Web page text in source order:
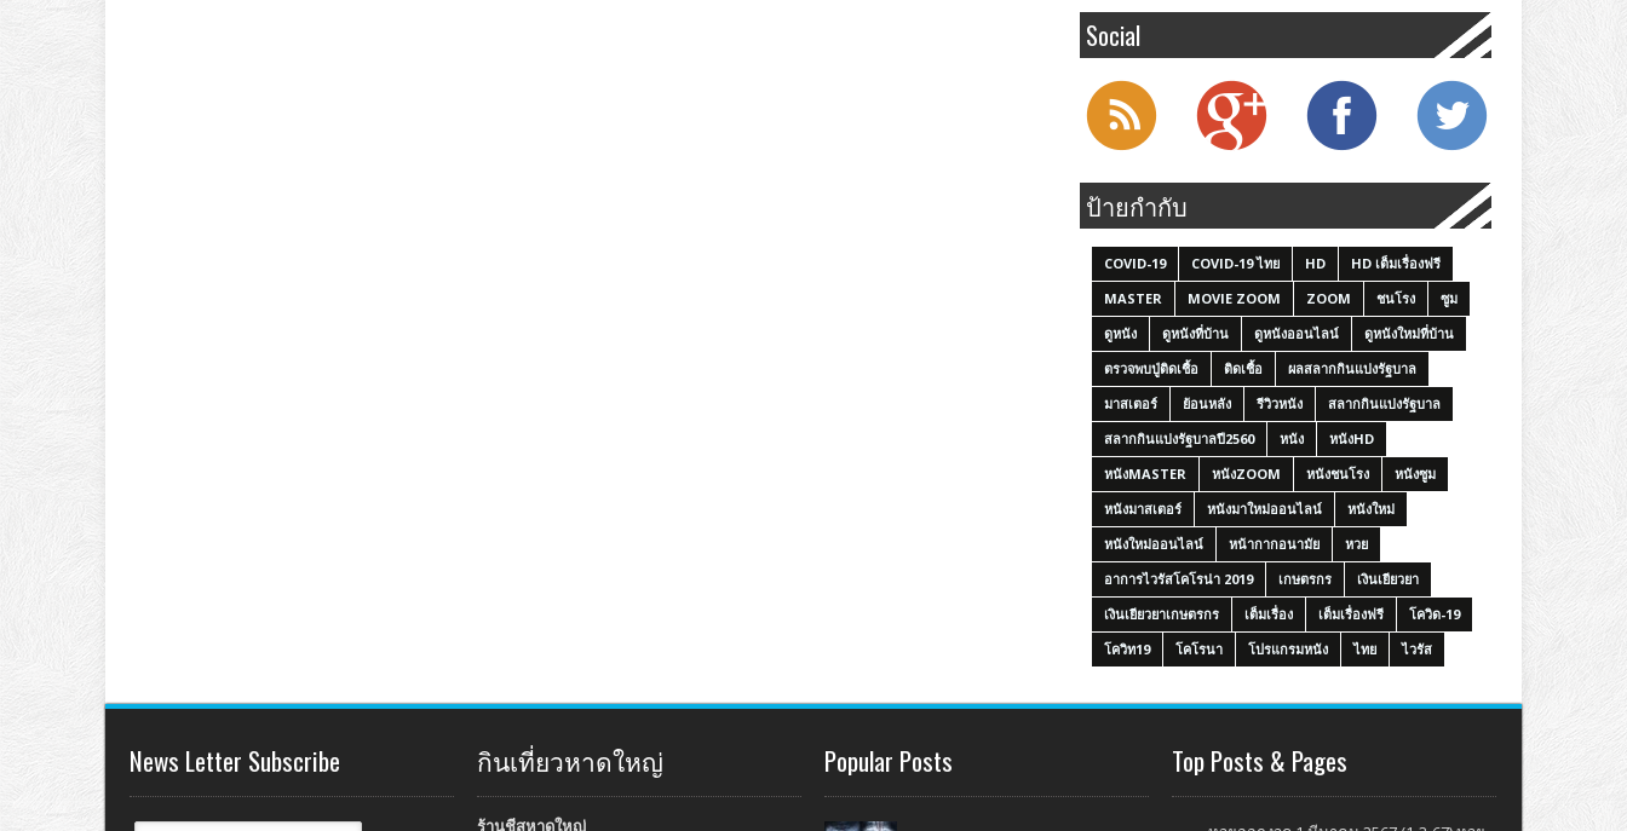
Social
ป้ายกำกับ
COVID-19 COVID-19 ไทย HD
HD เต็มเรื่องฟรี
MASTER
MOVIE ZOOM ZOOM ชนโรง
ซูม
ดูหนัง
ดูหนังที่บ้าน ดูหนังออนไลน์
ดูหนังใหม่ที่บ้าน
ตรวจพบปู่ติดเชื้อ
ติดเชื้อ
ผลสลากกินแบ่งรัฐบาล
มาสเตอร์
ย้อนหลัง รีวิวหนัง
สลากกินแบ่งรัฐบาล
สลากกินแบ่งรัฐบาลปี2560
หนัง
หนังHD
หนังMASTER
หนังZOOM หนังชนโรง
หนังซูม
หนังมาสเตอร์
หนังมาใหม่ออนไลน์
หนังใหม่
หนังใหม่ออนไลน์
หน้ากากอนามัย
หวย
อาการไวรัสโคโรน่า 2019
เกษตรกร
เงินเยียวยา
เงินเยียวยาเกษตรกร
เต็มเรื่อง เต็มเรื่องฟรี
โควิด-19
โควิท19
โคโรนา โปรแกรมหนัง ไทย ไวรัส
News Letter Subscribe กินเที่ยวหาดใหญ่
ร้านชีสหาดใหญ่
Popular Posts Top Posts & Pages